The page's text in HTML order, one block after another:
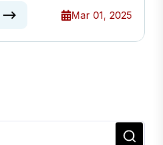
Mar 01, 2025